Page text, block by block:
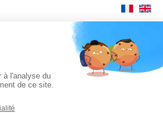
Dimotrans Group. Tout droits réservés.